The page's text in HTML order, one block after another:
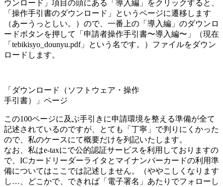
ウンロード」項目の頭にある「導入編」をクリックすると、
「操作手引書のダウンロード」というページに遷移します
（あーうっとしい。）ので、一番上の「導入編」のダウンロ
ードボタンを押して「申請者操作手引書〜導入編〜」（現在
「tebikisyo_dounyu.pdf」という名です。）ファイルをダウン
ロードします。
「ダウンロード（ソフトウェア・操作
手引書）」ページ
この100ページに及ぶ手引きに申請環境を整える準備が全て
記述されているのですが、とても「丁寧」で判りにくかった
ので、私のケースにて概要だけを列記いたします。
なお、私はe-taxにで公的認証サービスを利用しておりますの
で、ICカードリーダーライタとマイナンバーカードの利用準
備についてはここでは記述しません。（ややこしくなります
し…、どこかで、できれば「電子署名」あたりでフォローし